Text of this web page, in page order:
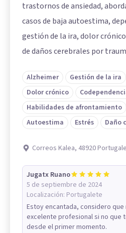
trastornos de ansiedad,
casos de baja autoestima,
gestión de la ira, dolor crónico
de daños cerebrales por
Alzheimer Gestión de la ira
Dolor crónico
Habilidades de afrontamiento
Autoestima
Estrés Daño
Correos Kalea, 48920
Jugatx Ruano
5 de septiembre de 2024
Localización: Portugalete
Estoy encantada, considero que
excelente profesional si no que
desde el primer momento.